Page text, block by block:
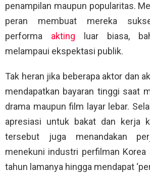
penampilan maupun popularitas.
peran membuat mereka
performa akting luar biasa,
melampaui ekspektasi publik.
Tak heran jika beberapa aktor dan
mendapatkan bayaran tinggi saat
drama maupun film layar lebar.
apresiasi untuk bakat dan kerja
tersebut juga menandakan
menekuni industri perfilman Korea
tahun lamanya hingga mendapat